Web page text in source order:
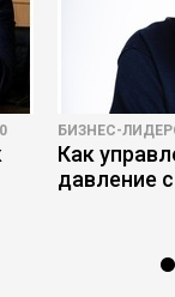
БИЗНЕС-
Как
давление